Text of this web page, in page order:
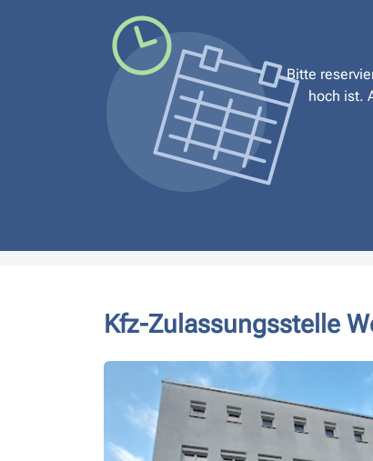
Bitte
hoch ist.
Kfz-Zulassungsstelle